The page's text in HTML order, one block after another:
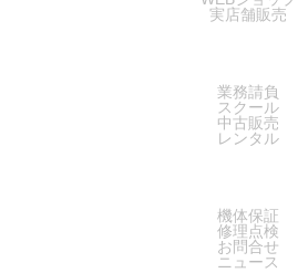
実店舗販売
業務請負
スクール
中古販売
レンタル
機体保証
修理点検
お問合せ
ニュース